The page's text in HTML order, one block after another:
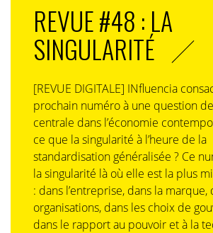
REVUE #48 : LA
SINGULARITÉ
[REVUE DIGITALE] INfluencia
prochain numéro à une question
centrale dans l’économie
ce que la singularité à l’heure de la
standardisation généralisée ? Ce
la singularité là où elle est la plus
: dans l’entreprise, dans la marque,
organisations, dans les choix de
dans le rapport au pouvoir et à la